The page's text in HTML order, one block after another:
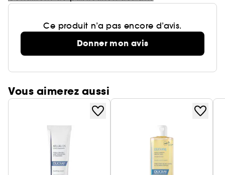
Ce produit n’a pas encore d’avis.
Donner mon avis
Vous aimerez aussi